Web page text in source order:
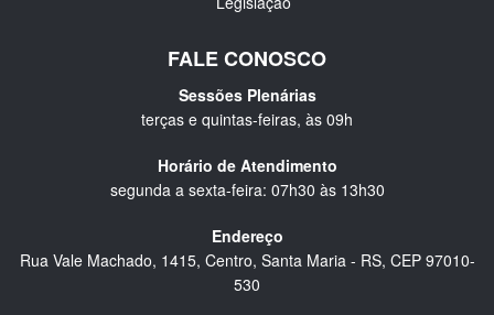
FALE CONOSCO
Sessões Plenárias
terças e quintas-feiras, às 09h
Horário de Atendimento
segunda a sexta-feira: 07h30 às 13h30
Endereço
Rua Vale Machado, 1415, Centro, Santa Maria - RS, CEP 97010-
530